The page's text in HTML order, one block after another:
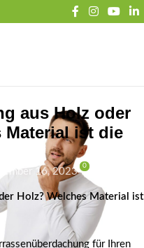
aus Holz oder
Material ist die
16, 2023
0
Holz? Welches Material ist
für Ihren